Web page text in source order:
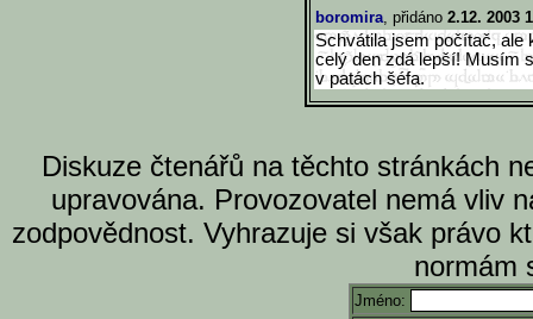
boromira, přidáno 2.12. 2003
Schvátila jsem počítač, ale
celý den zdá lepší! Musím
v patách šéfa.
Diskuze čtenářů na těchto stránkách
upravována. Provozovatel nemá vliv
zodpovědnost. Vyhrazuje si však právo
normám
Jméno: